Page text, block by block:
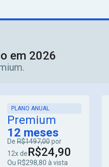
em 2026
PLANO ANUAL
Premium
12 meses
De R$1497,00por
12x deR$24,90
Ou R$298,80 à vista